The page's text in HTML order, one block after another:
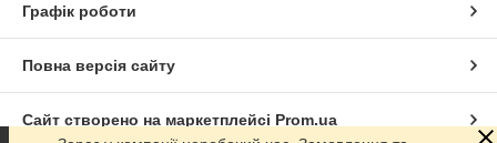
Графік роботи
Повна версія сайту
Сайт створено на маркетплейсі Prom.ua